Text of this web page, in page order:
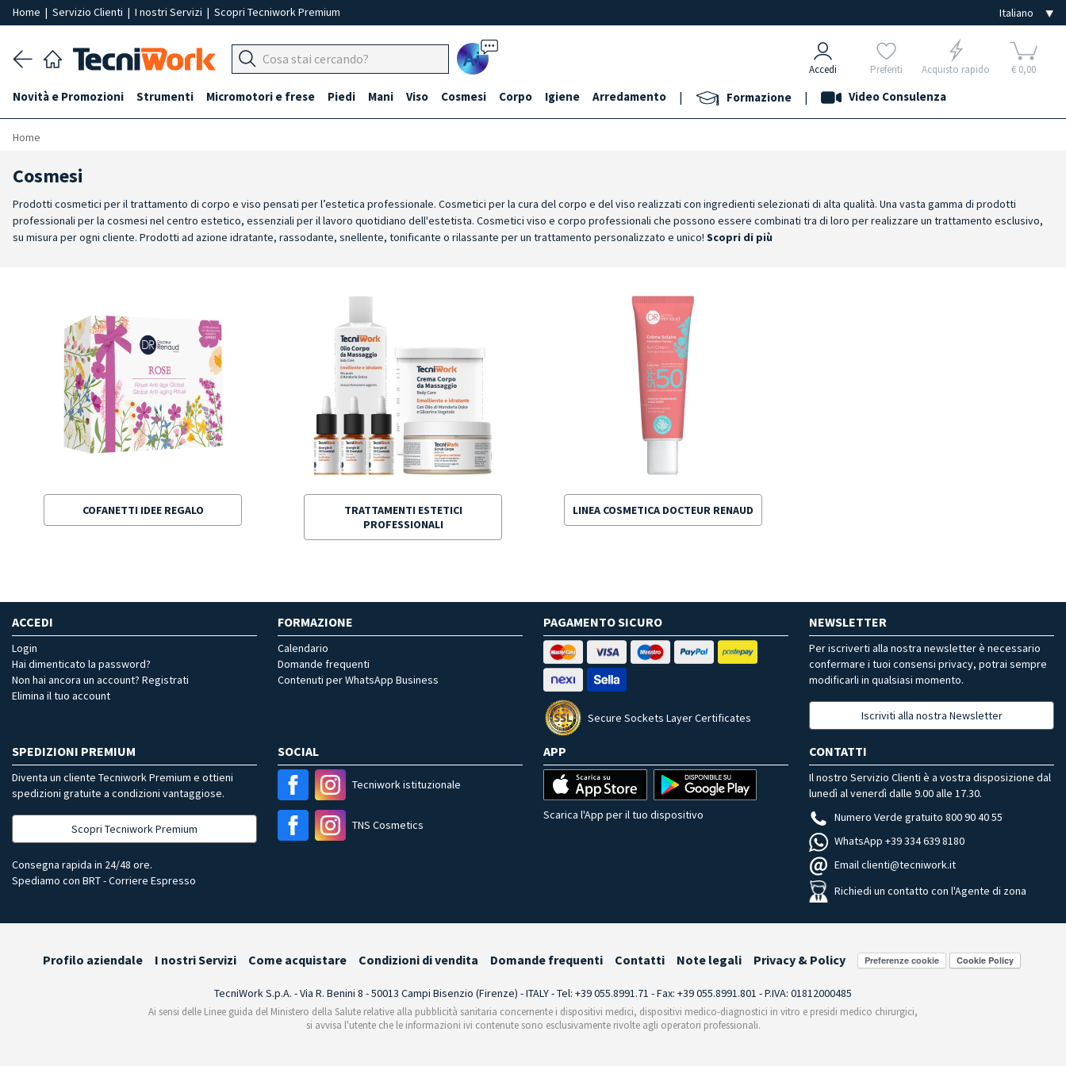
Home | Servizio Clienti | I nostri Servizi | Scopri Tecniwork Premium
Ai Accedi Preferiti Acquisto rapido € 0,00
Novità e Promozioni Strumenti Micromotori e frese Piedi Mani Viso Cosmesi Corpo Igiene Arredamento | Formazione | Video Consulenza
Home
Cosmesi
Prodotti cosmetici per il trattamento di corpo e viso pensati per l’estetica professionale. Cosmetici per la cura del corpo e del viso realizzati con ingredienti selezionati di alta qualità. Una vasta gamma di prodotti
professionali per la cosmesi nel centro estetico, essenziali per il lavoro quotidiano dell'estetista. Cosmetici viso e corpo professionali che possono essere combinati tra di loro per realizzare un trattamento esclusivo,
su misura per ogni cliente. Prodotti ad azione idratante, rassodante, snellente, tonificante o rilassante per un trattamento personalizzato e unico! Scopri di più
COFANETTI IDEE REGALO
TRATTAMENTI ESTETICI
PROFESSIONALI
LINEA COSMETICA DOCTEUR RENAUD
ACCEDI
Login
Hai dimenticato la password?
Non hai ancora un account? Registrati
Elimina il tuo account
FORMAZIONE
Calendario
Domande frequenti
Contenuti per WhatsApp Business
PAGAMENTO SICURO
Secure Sockets Layer Certificates
NEWSLETTER
Per iscriverti alla nostra newsletter è necessario
confermare i tuoi consensi privacy, potrai sempre
modificarli in qualsiasi momento.
Iscriviti alla nostra Newsletter
SPEDIZIONI PREMIUM
Diventa un cliente Tecniwork Premium e ottieni
spedizioni gratuite a condizioni vantaggiose.
Scopri Tecniwork Premium
Consegna rapida in 24/48 ore.
Spediamo con BRT - Corriere Espresso
SOCIAL
Tecniwork istituzionale
TNS Cosmetics
APP
Scarica l'App per il tuo dispositivo
CONTATTI
Il nostro Servizio Clienti è a vostra disposizione dal
lunedì al venerdì dalle 9.00 alle 17.30.
Numero Verde gratuito 800 90 40 55
WhatsApp +39 334 639 8180
Email clienti@tecniwork.it
Richiedi un contatto con l'Agente di zona
Profilo aziendale I nostri Servizi Come acquistare Condizioni di vendita Domande frequenti Contatti Note legali Privacy & Policy Preferenze cookie
TecniWork S.p.A. - Via R. Benini 8 - 50013 Campi Bisenzio (Firenze) - ITALY - Tel: +39 055.8991.71 - Fax: +39 055.8991.801 - P.IVA: 01812000485
Ai sensi delle Linee guida del Ministero della Salute relative alla pubblicità sanitaria concernente i dispositivi medici, dispositivi medico-diagnostici in vitro e presidi medico chirurgici,
si avvisa l'utente che le informazioni ivi contenute sono esclusivamente rivolte agli operatori professionali.